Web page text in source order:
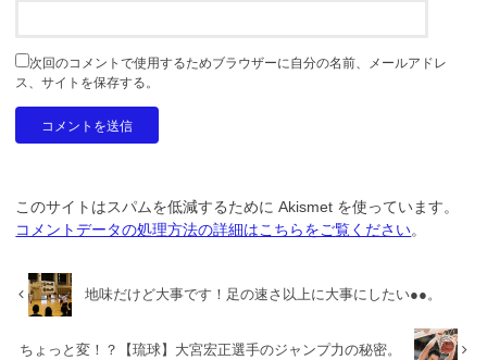
次回のコメントで使用するためブラウザーに自分の名前、メールアドレ
ス、サイトを保存する。
このサイトはスパムを低減するために Akismet を使っています。
コメントデータの処理方法の詳細はこちらをご覧ください。
地味だけど大事です！足の速さ以上に大事にしたい●●。
ちょっと変！？【琉球】大宮宏正選手のジャンプ力の秘密。